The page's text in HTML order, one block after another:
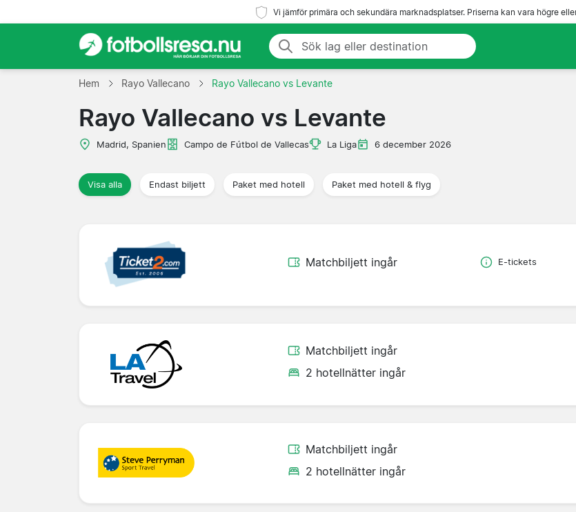
Vi jämför primära och sekundära marknadsplatser. Priserna kan vara högre
Hem Rayo Vallecano Rayo Vallecano vs Levante
Rayo Vallecano vs Levante
Madrid, Spanien Campo de Fútbol de Vallecas La Liga 6 december 2026
Visa alla Endast biljett Paket med hotell Paket med hotell & flyg
Matchbiljett ingår E-tickets
Matchbiljett ingår
2 hotellnätter ingår
Matchbiljett ingår
2 hotellnätter ingår